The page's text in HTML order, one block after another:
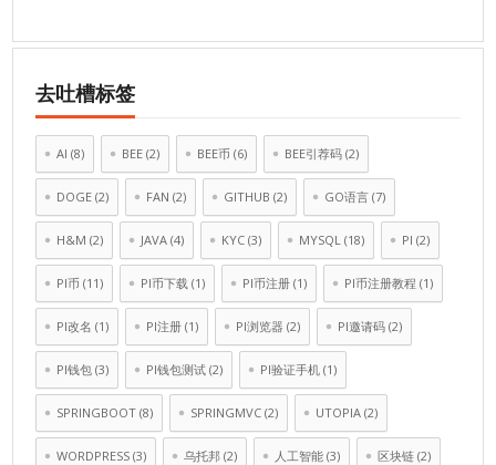
去吐槽标签
AI (8) BEE (2) BEE币 (6) BEE引荐码 (2)
DOGE (2) FAN (2) GITHUB (2) GO语言 (7)
H&M (2) JAVA (4) KYC (3) MYSQL (18) PI (2)
PI币 (11) PI币下载 (1) PI币注册 (1) PI币注册教程 (1)
PI改名 (1) PI注册 (1) PI浏览器 (2) PI邀请码 (2)
PI钱包 (3) PI钱包测试 (2) PI验证手机 (1)
SPRINGBOOT (8) SPRINGMVC (2) UTOPIA (2)
WORDPRESS (3) 乌托邦 (2) 人工智能 (3) 区块链 (2)